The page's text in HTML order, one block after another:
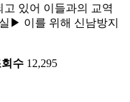
있어 이들과의 교역
▶ 이를 위해 신남방지
수 12,295